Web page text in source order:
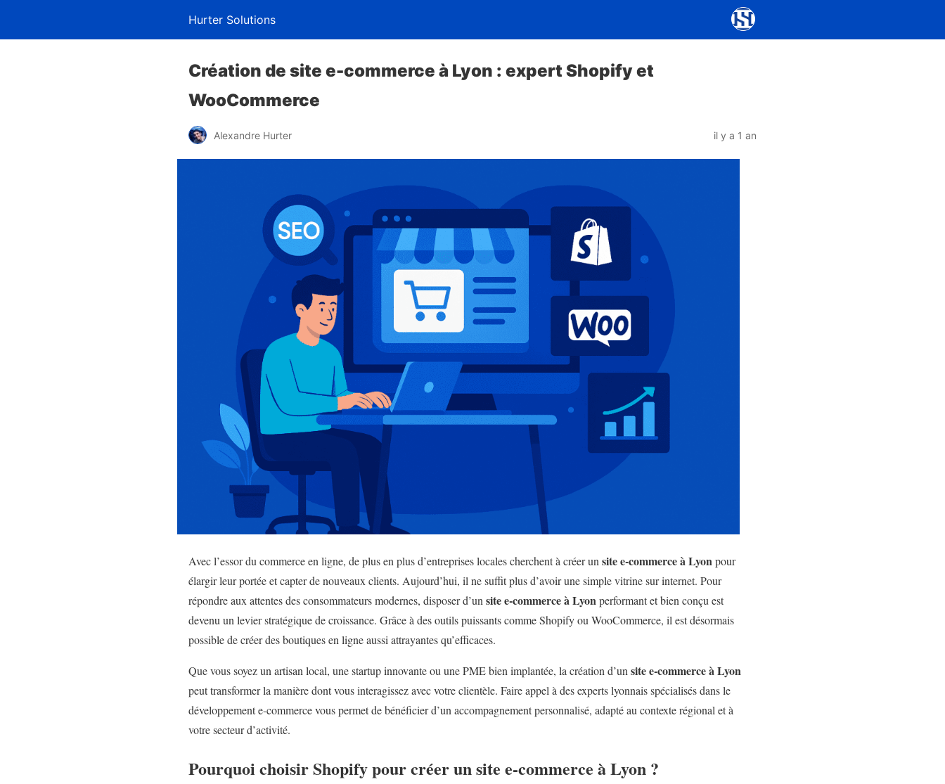
Hurter Solutions
Création de site e-commerce à Lyon : expert Shopify et
WooCommerce
Alexandre Hurter il y a 1 an
Avec l’essor du commerce en ligne, de plus en plus d’entreprises locales cherchent à créer un site e-commerce à Lyon pour
élargir leur portée et capter de nouveaux clients. Aujourd’hui, il ne suffit plus d’avoir une simple vitrine sur internet. Pour
répondre aux attentes des consommateurs modernes, disposer d’un site e-commerce à Lyon performant et bien conçu est
devenu un levier stratégique de croissance. Grâce à des outils puissants comme Shopify ou WooCommerce, il est désormais
possible de créer des boutiques en ligne aussi attrayantes qu’efficaces.
Que vous soyez un artisan local, une startup innovante ou une PME bien implantée, la création d’un site e-commerce à Lyon
peut transformer la manière dont vous interagissez avec votre clientèle. Faire appel à des experts lyonnais spécialisés dans le
développement e-commerce vous permet de bénéficier d’un accompagnement personnalisé, adapté au contexte régional et à
votre secteur d’activité.
Pourquoi choisir Shopify pour créer un site e-commerce à Lyon ?